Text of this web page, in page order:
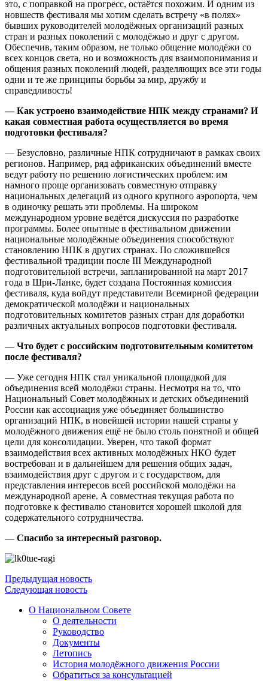
это, с поправкой на прогресс, остаётся похожим. И одним из
новшеств фестиваля мы хотим сделать встречу «в полях»
бывших руководителей молодёжных организаций разных
стран и разных поколений с молодёжью и друг с другом.
Обеспечив, таким образом, не только общение молодёжи со
всех концов света, но и возможность для взаимопонимания и
общения разных поколений людей, разделяющих все эти годы
одни и те же принципы борьбы за мир, дружбу и
справедливость!
— Как устроено взаимодействие НПК между странами? И
какая совместная работа осуществляется во время
подготовки фестиваля?
— Безусловно, различные НПК сотрудничают в рамках своих
регионов. Например, ряд африканских объединений вместе
ведут работу по решению логистических проблем: им
намного проще организовать совместную отправку
национальных делегаций из одного крупного аэропорта, чем
в одиночку решать эти проблемы. На широком
международном уровне ведётся дискуссия по разработке
программы. Более опытные в фестивальном движении
национальные молодёжные объединения способствуют
становлению НПК в других странах. По сложившейся
фестивальной традиции после III Международной
подготовительной встречи, запланированной на март 2017
года в Шри-Ланке, будет создана Постоянная комиссия
фестиваля, куда войдут представители Всемирной федерации
демократической молодёжи и национальных
подготовительных комитетов разных стран для доработки
различных актуальных вопросов подготовки фестиваля.
— Что будет с российским подготовительным комитетом
после фестиваля?
— Уже сегодня НПК стал уникальной площадкой для
объединения всей молодёжи страны. Несмотря на то, что
Национальный Совет молодёжных и детских объединений
России как ассоциация уже объединяет большинство
организаций НПК, в новейшей истории нашей страны у
молодёжного движения ещё не было столь понятной и общей
цели для консолидации. Уверен, что такой формат
взаимодействия всех активных молодёжных НКО будет
востребован и в дальнейшем для решения общих задач,
взаимодействия друг с другом и с государством, для
представления интересов всей российской молодёжи на
международной арене. А совместная текущая работа по
подготовке к фестивалю становится хорошей школой для
содержательного сотрудничества.
— Спасибо за интересный разговор.
Предыдущая новость
Следующая новость
О Национальном Совете
О деятельности
Руководство
Документы
Летопись
История молодёжного движения России
Обратиться за консультацией